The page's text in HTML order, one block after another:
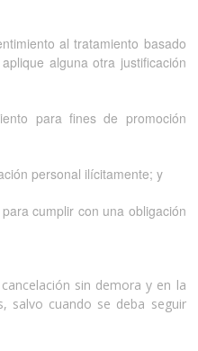
al tratamiento basado
alguna otra justificación
para fines de promoción
personal ilícitamente; y
cumplir con una obligación
sin demora y en la
salvo cuando se deba seguir